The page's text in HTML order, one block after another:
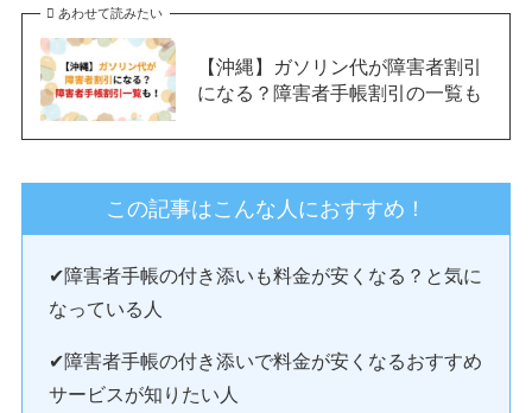
あわせて読みたい
【沖縄】ガソリン代が障害者割引
になる？障害者手帳割引の一覧も
この記事はこんな人におすすめ！
✔障害者手帳の付き添いも料金が安くなる？と気に
なっている人
✔障害者手帳の付き添いで料金が安くなるおすすめ
サービスが知りたい人